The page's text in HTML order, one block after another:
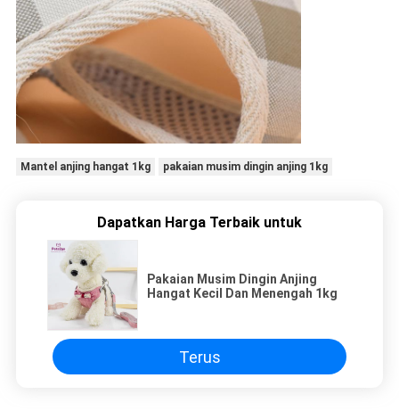
Mantel anjing hangat 1kg pakaian musim dingin anjing 1kg
Dapatkan Harga Terbaik untuk
Pakaian Musim Dingin Anjing
Hangat Kecil Dan Menengah 1kg
Terus